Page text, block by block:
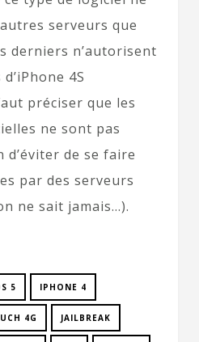
serveurs que
derniers n’autorisent
4S
préciser que les
ne sont pas
d’éviter de se faire
par des serveurs
ne sait jamais…).
5 IPHONE 4
4G JAILBREAK